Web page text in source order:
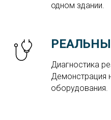
одном здании.
Диагностика
Демонстрация
оборудования.